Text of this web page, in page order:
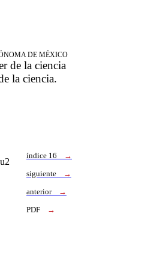
DE MÉXICO
de la ciencia
la ciencia.
índice 16
→
siguiente
→
anterior
→
PDF
→